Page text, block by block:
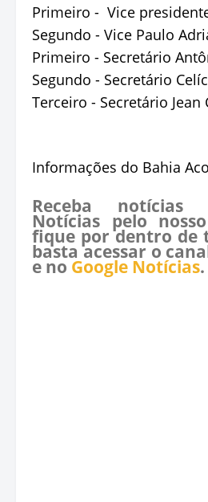
Primeiro - Vice
Segundo - Vice Paulo
Primeiro - Secretário
Segundo - Secretário
Terceiro - Secretário Jean
Informações do Bahia
Receba notícias
Notícias pelo nosso
fique por dentro de
basta acessar o
e no Google Notícias.